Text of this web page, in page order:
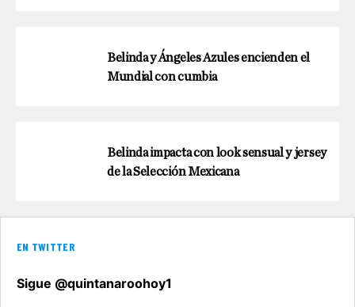
Belinda y Ángeles Azules encienden el
Mundial con cumbia
Belinda impacta con look sensual y jersey
de la Selección Mexicana
EN TWITTER
Sigue @quintanaroohoy1